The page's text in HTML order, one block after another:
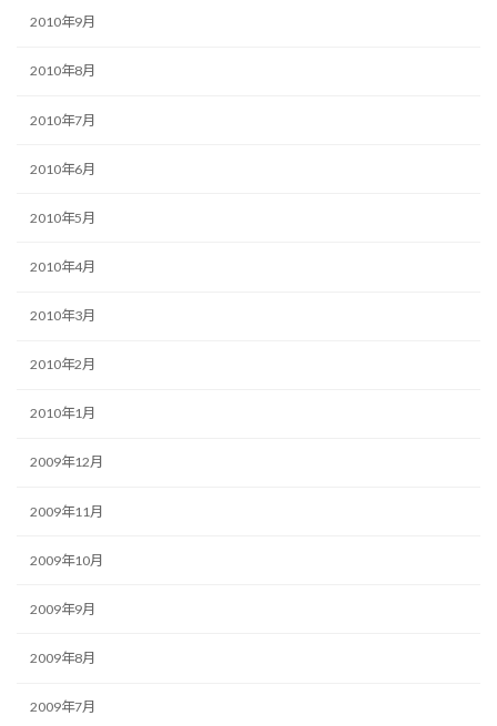
2010年9月
2010年8月
2010年7月
2010年6月
2010年5月
2010年4月
2010年3月
2010年2月
2010年1月
2009年12月
2009年11月
2009年10月
2009年9月
2009年8月
2009年7月